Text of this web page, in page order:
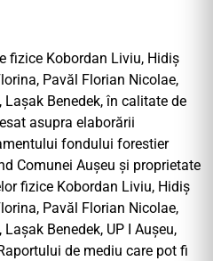
fizice Kobordan Liviu, Hidiș
Pavăl Florian Nicolae,
Benedek, în calitate de
asupra elaborării
fondului forestier
Comunei Aușeu și proprietate
fizice Kobordan Liviu, Hidiș
Pavăl Florian Nicolae,
Benedek, UP I Aușeu,
de mediu care pot fi